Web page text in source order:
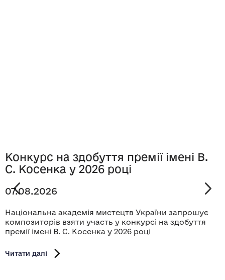
Конкурс на здобуття премії імені В.
С. Косенка у 2026 році
07.08.2026
Національна академія мистецтв України запрошує
композиторів взяти участь у конкурсі на здобуття
премії імені В. С. Косенка у 2026 році
Читати далі